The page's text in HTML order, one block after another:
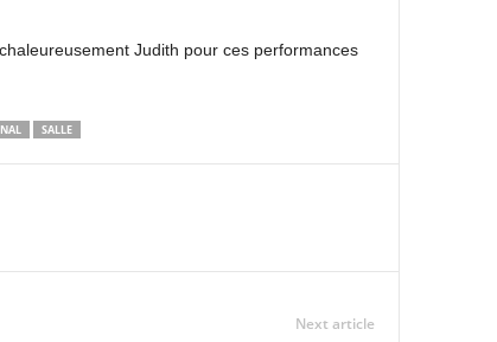
Judith pour ces performances
SALLE
Next article